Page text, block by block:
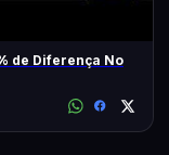
de Diferença No